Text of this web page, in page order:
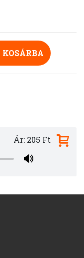
KOSÁRBA
Ár: 205 Ft